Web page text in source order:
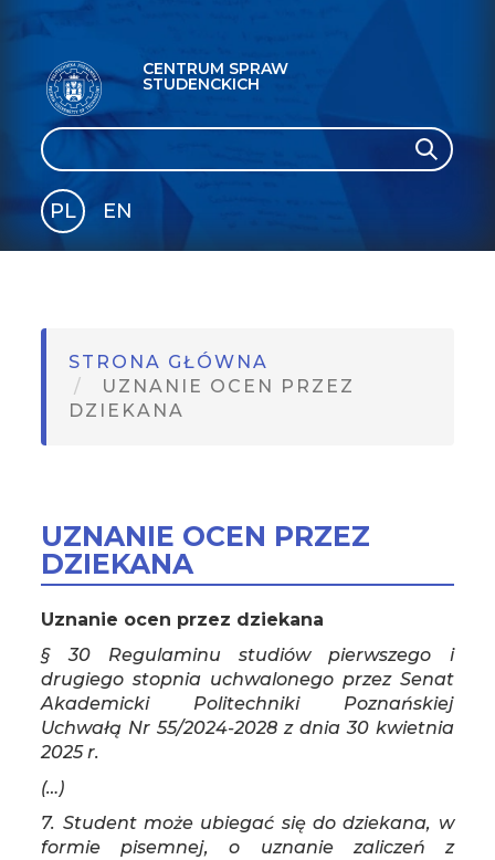
CENTRUM SPRAW
STUDENCKICH
Search Search
PL
EN
STRONA GŁÓWNA
UZNANIE OCEN PRZEZ
DZIEKANA
UZNANIE OCEN PRZEZ
DZIEKANA
Uznanie ocen przez dziekana
§ 30 Regulaminu studiów pierwszego i
drugiego stopnia uchwalonego przez Senat
Akademicki Politechniki Poznańskiej
Uchwałą Nr 55/2024-2028 z dnia 30 kwietnia
2025 r.
(…)
7. Student może ubiegać się do dziekana, w
formie pisemnej, o uznanie zaliczeń z